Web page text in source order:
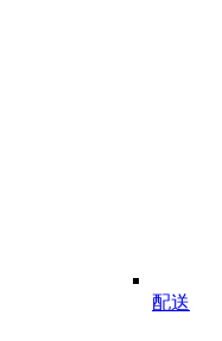
配送